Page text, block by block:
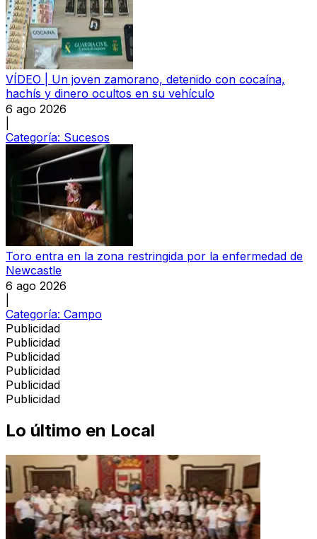
VÍDEO | Un joven zamorano, detenido con cocaína,
hachís y dinero ocultos en su vehículo
6 ago 2026
Categoría: Sucesos
Toro entra en la zona restringida por la enfermedad de
Newcastle
6 ago 2026
Categoría: Campo
Publicidad
Publicidad
Publicidad
Publicidad
Publicidad
Publicidad
Lo último en Local